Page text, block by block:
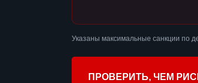
Указаны максимальные санкции по
ПРОВЕРИТЬ, ЧЕМ